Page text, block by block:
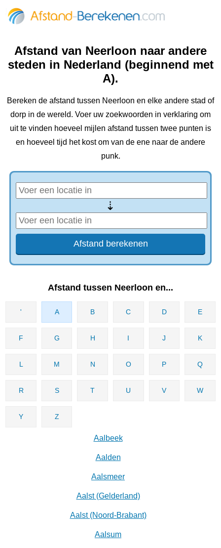
Afstand van Neerloon naar andere
steden in Nederland (beginnend met
A).
Bereken de afstand tussen Neerloon en elke andere stad of
dorp in de wereld. Voer uw zoekwoorden in verklaring om
uit te vinden hoeveel mijlen afstand tussen twee punten is
en hoeveel tijd het kost om van de ene naar de andere
punk.
⇢
Afstand tussen Neerloon en...
' A B C D E
F G H I J K
L M N O P Q
R S T U V W
Y Z
Aalbeek
Aalden
Aalsmeer
Aalst (Gelderland)
Aalst (Noord-Brabant)
Aalsum